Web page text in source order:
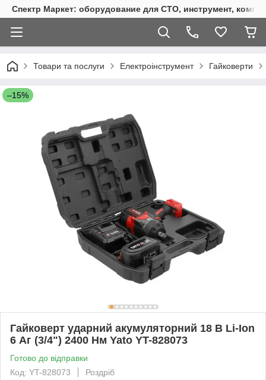
Спектр Маркет: оборудование для СТО, инструмент,
Товари та послуги Електроінструмент Гайковерти
–15%
Гайковерт ударний акумуляторний 18 В Li-Ion
6 Аг (3/4") 2400 Нм Yato YT-828073
Готово до відправки
Код: YT-828073
Роздріб